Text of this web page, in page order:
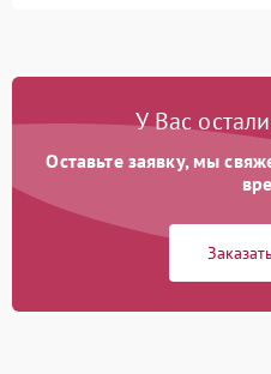
Сеть и подключения
Аудио
Сетевая
У Вас
Оставьте заявку, мы